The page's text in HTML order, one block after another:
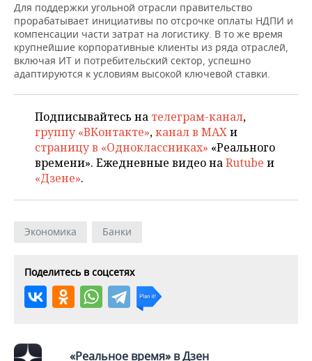
Для поддержки угольной отрасли правительство
прорабатывает инициативы по отсрочке оплаты НДПИ и
компенсации части затрат на логистику. В то же время
крупнейшие корпоративные клиенты из ряда отраслей,
включая ИТ и потребительский сектор, успешно
адаптируются к условиям высокой ключевой ставки.
Подписывайтесь на телеграм-канал,
группу «ВКонтакте»,канал в MAXи
страницу в «Одноклассниках» «Реального
времени». Ежедневные видео наRutube и
«Дзене».
Экономика Банки
Поделитесь в соцсетях
«Реальное время» в Дзен